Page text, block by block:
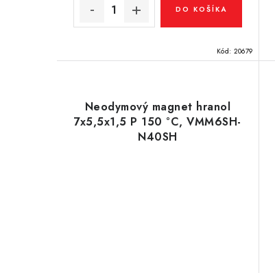
DO KOŠÍKA
Kód: 20679
Neodymový magnet hranol
7x5,5x1,5 P 150 °C, VMM6SH-
N40SH